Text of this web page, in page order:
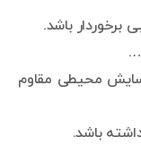
باشد.
محیطی مقاوم
باشد.